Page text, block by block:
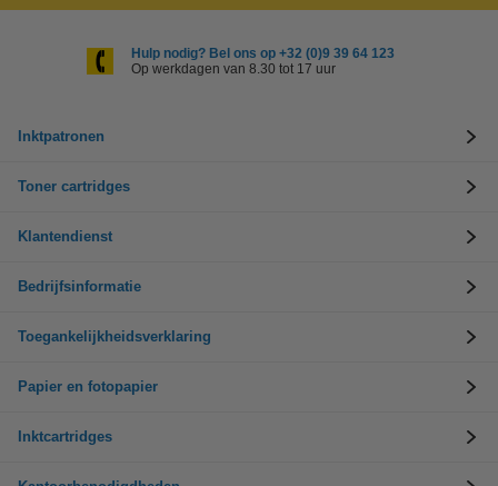
Hulp nodig? Bel ons op +32 (0)9 39 64 123
Op werkdagen van 8.30 tot 17 uur
Inktpatronen
Toner cartridges
Klantendienst
Bedrijfsinformatie
Toegankelijkheidsverklaring
Papier en fotopapier
Inktcartridges